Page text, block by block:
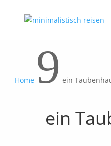
Home 9 ein
ein